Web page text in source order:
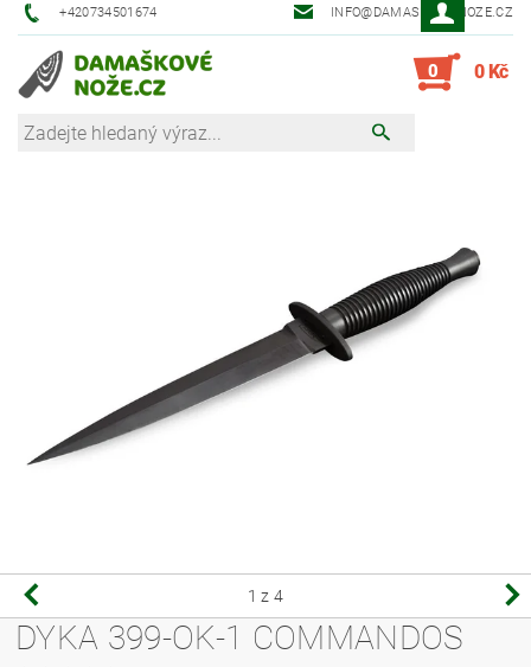
+420734501674 INFO@DAMASKOVE-NOZE.CZ
0 0 Kč
1 z 4
DYKA 399-OK-1 COMMANDOS